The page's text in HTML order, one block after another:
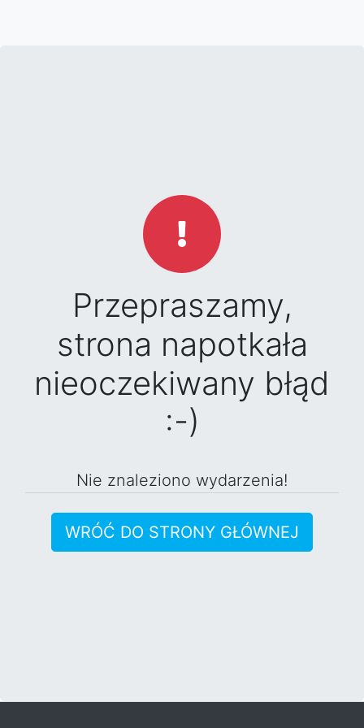
Przepraszamy,
strona napotkała
nieoczekiwany błąd
:-)
Nie znaleziono wydarzenia!
WRÓĆ DO STRONY GŁÓWNEJ